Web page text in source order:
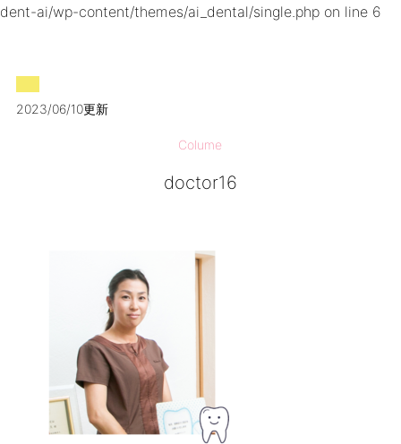
dent-ai/wp-content/themes/ai_dental/single.php on line 6
2023/06/10更新
Colume
doctor16